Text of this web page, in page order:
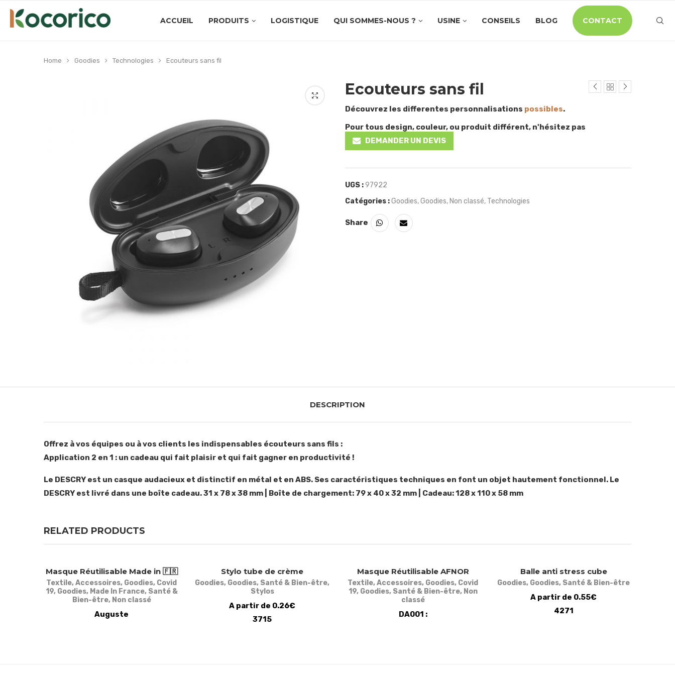
ACCUEIL PRODUITS LOGISTIQUE QUI SOMMES-NOUS ? USINE CONSEILS BLOG CONTACT
Home Goodies Technologies Ecouteurs sans fil
Ecouteurs sans fil
Découvrez les differentes personnalisations possibles.
Pour tous design, couleur, ou produit différent, n'hésitez pas
DEMANDER UN DEVIS
UGS :97922
Catégories :Goodies,Goodies, Non classé, Technologies
Share
DESCRIPTION
Offrez à vos équipes ou à vos clients les indispensables écouteurs sans fils :
Application 2 en 1 : un cadeau qui fait plaisir et qui fait gagner en productivité !
Le DESCRY est un casque audacieux et distinctif en métal et en ABS. Ses caractéristiques techniques en font un objet hautement fonctionnel. Le
DESCRY est livré dans une boîte cadeau. 31 x 78 x 38 mm | Boîte de chargement: 79 x 40 x 32 mm | Cadeau: 128 x 110 x 58 mm
RELATED PRODUCTS
Masque Réutilisable Made in 🇫🇷
Textile,Accessoires, Goodies, Covid
19, Goodies, Made In France, Santé &
Bien-être, Non classé
Auguste
Stylo tube de crème
Goodies, Goodies, Santé & Bien-être,
Stylos
A partir de 0.26€
3715
Masque Réutilisable AFNOR
Textile,Accessoires, Goodies, Covid
19, Goodies, Santé & Bien-être, Non
classé
DA001 :
Balle anti stress cube
Goodies, Goodies, Santé & Bien-être
A partir de 0.55€
4271